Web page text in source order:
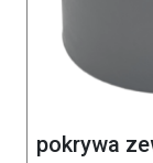
pokrywa